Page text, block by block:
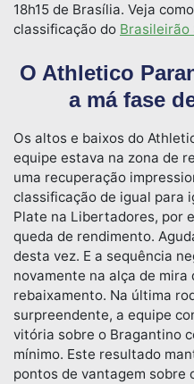
18h15 de Brasília. Veja
classificação do Brasileirão
O Athletico
a má fase
Os altos e baixos do
equipe estava na zona de
uma recuperação
classificação de igual para
Plate na Libertadores, por
queda de rendimento.
desta vez. E a sequência
novamente na alça de mira
rebaixamento. Na última
surpreendente, a equipe
vitória sobre o Bragantino
mínimo. Este resultado
pontos de vantagem sobre